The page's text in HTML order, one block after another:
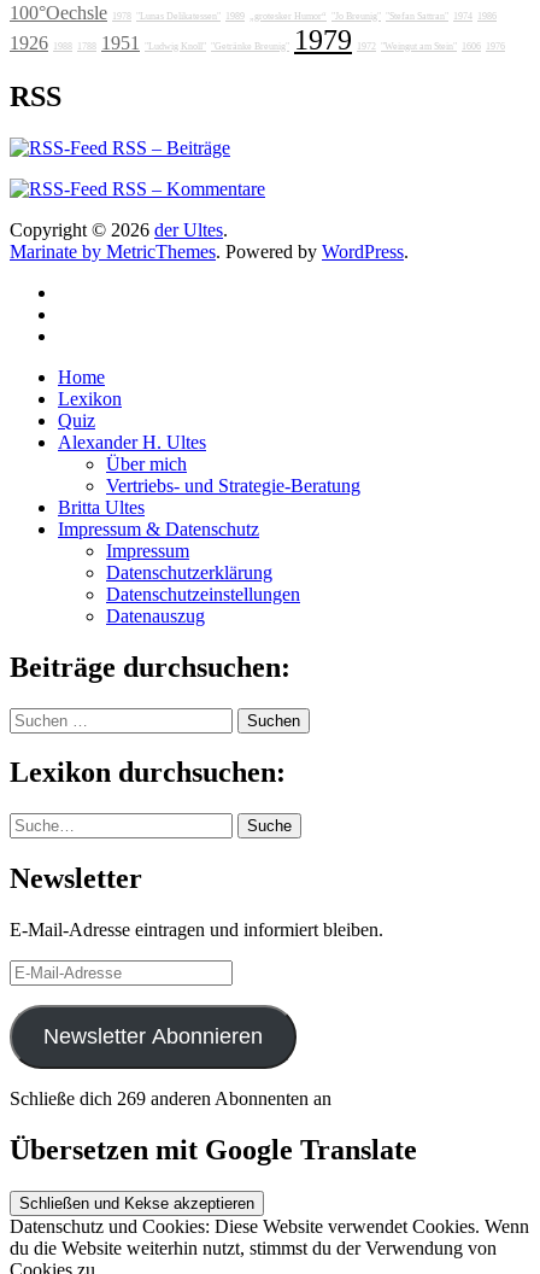
100°Oechsle 1978 "Lunas Delikatessen" 1989 „grotesker Humor“ "Jo Breunig" "Stefan Sattran" 1974 1986
1926 1988 1788 1951 "Ludwig Knoll" "Getränke Breunig" 1979 1972 "Weingut am Stein" 1606 1976
RSS
RSS – Beiträge
RSS – Kommentare
Copyright © 2026 der Ultes.
Marinate by MetricThemes. Powered by WordPress.
Home
Lexikon
Quiz
Alexander H. Ultes
Über mich
Vertriebs- und Strategie-Beratung
Britta Ultes
Impressum & Datenschutz
Impressum
Datenschutzerklärung
Datenschutzeinstellungen
Datenauszug
Beiträge durchsuchen:
Suchen
nach:
Lexikon durchsuchen:
Suche Suche
Newsletter
E-Mail-Adresse eintragen und informiert bleiben.
E-
Mail-
Adresse
Newsletter Abonnieren
Schließe dich 269 anderen Abonnenten an
Übersetzen mit Google Translate
Datenschutz und Cookies: Diese Website verwendet Cookies. Wenn
du die Website weiterhin nutzt, stimmst du der Verwendung von
Cookies zu.